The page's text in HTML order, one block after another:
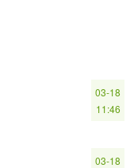
03-18
11:46
03-18